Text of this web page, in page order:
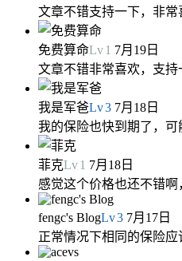
文章不错支持一下，非常
免费算命Lv1 7月19日
文章不错非常喜欢，支持
我是军爸Lv3 7月18日
我的保险也快到期了，可
菲克Lv1 7月18日
感觉这个价格也还不错啊
fengc's BlogLv3 7月17日
正常情况下相同的保险